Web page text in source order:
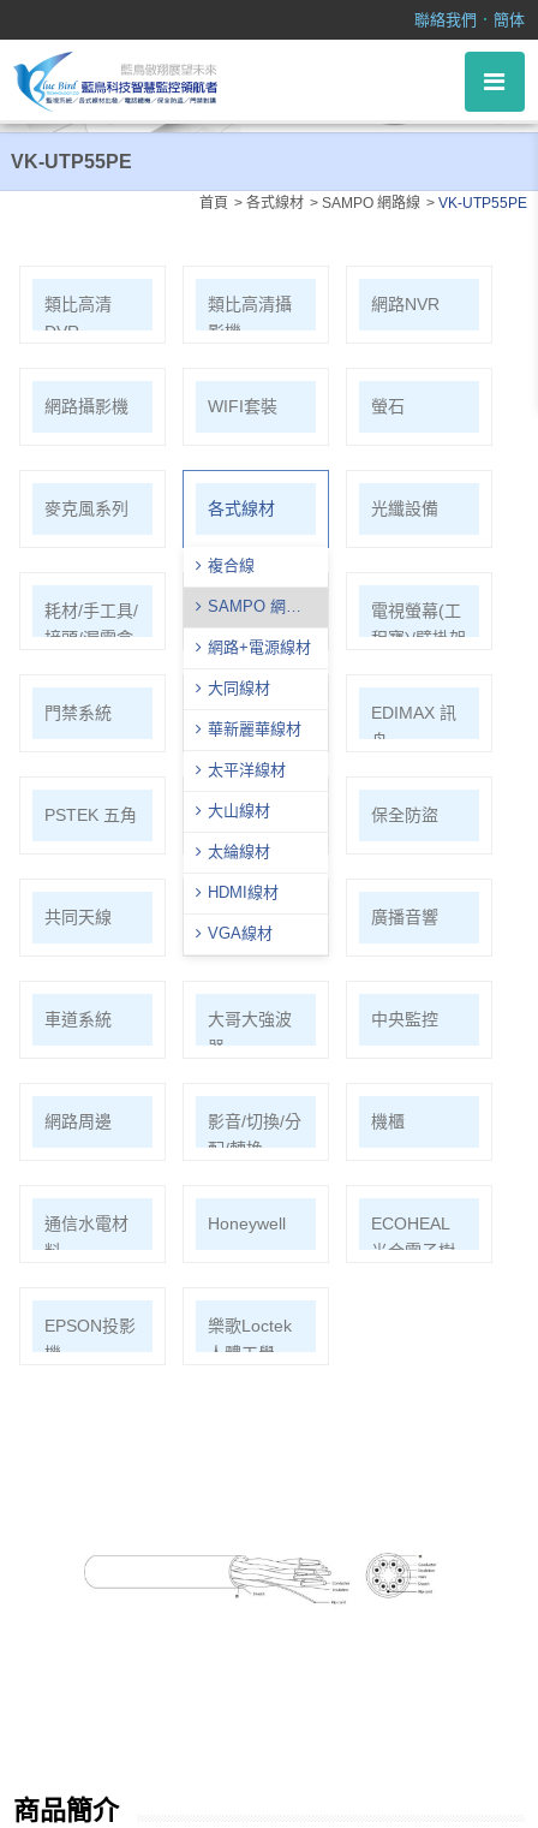
聯絡我們 ． 簡体
VK-UTP55PE
首頁 各式線材 SAMPO 網路線 VK-UTP55PE
類比高清
DVR
類比高清攝
影機
網路NVR
網路攝影機 WIFI套裝 螢石
麥克風系列 各式線材
複合線
SAMPO 網路
線
網路+電源線材
大同線材
華新麗華線材
太平洋線材
大山線材
太綸線材
HDMI線材
VGA線材
光纖設備
耗材/手工具/
接頭/漏電盒
支架/迴轉台/
立柱
電視螢幕(工
程寶)/壁掛架
門禁系統
EDIMAX 訊
舟
PSTEK 五角 ATEN 保全防盜
共同天線 廣播音響
車道系統
大哥大強波
器
中央監控
網路周邊
影音/切換/分
配/轉換
機櫃
通信水電材
料
Honeywell
ECOHEAL
光合電子樹
EPSON投影
機
樂歌Loctek
人體工學
商品簡介